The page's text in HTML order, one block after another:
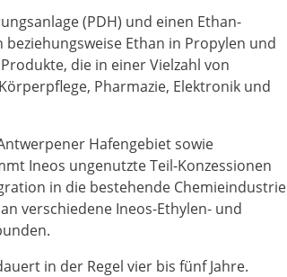
(PDH) und einen Ethan-
Ethan in Propylen und
die in einer Vielzahl von
Pharmazie, Elektronik und
Hafengebiet sowie
Ineos ungenutzte Teil-Konzessionen
in die bestehende Chemieindustrie
verschiedene Ineos-Ethylen- und
in der Regel vier bis fünf Jahre.